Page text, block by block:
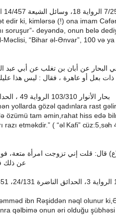
الرواية ، وسائل الشيعة
edir ki, kimlərsə (!) ona imam
soruşur”- deyəndə, onun belə
Məclisi, “Bihar əl-Ənvar”, 100 və
البحار عن أبان بن تغلب عن أبي عبد
ذات بعل أو عاهرة ، فقال : ليس هذا
بحار الأنوار الرواية ،
yollarda gözəl qadınlara rast
özümü tam əmin,rahat hiss edə
razı etməkdir.” ( “əl Kafi” cüz:5,səh
ع) قال: قلت إني تزوجت امرأة متعة،
عن ذلك
الرواية ، الحدائق الناضرة ،
ibn Rəşiddən nəql olunur
qəlbimə onun əri olduğu